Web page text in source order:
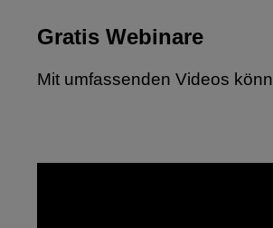
Gratis Webinare
Mit umfassenden Videos